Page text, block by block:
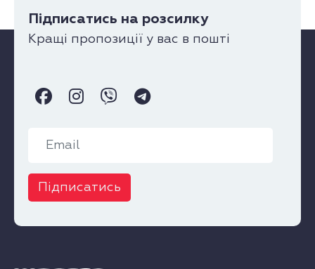
Підписатись на розсилку
Кращі пропозиції у вас в пошті
Підписатись